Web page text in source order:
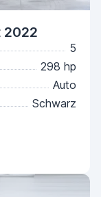
2022
5
298 hp
Auto
Schwarz